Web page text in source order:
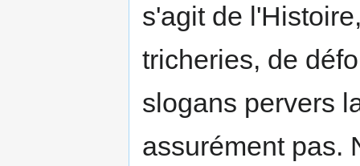
s'agit de
tricheries, de
slogans pervers
assurément pas.